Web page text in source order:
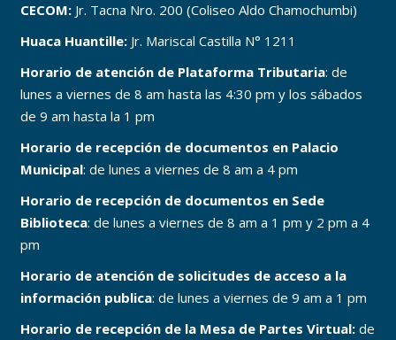
CECOM:Jr. Tacna Nro. 200 (Coliseo Aldo Chamochumbi)
Huaca Huantille: Jr. Mariscal Castilla N° 1211
Horario de atención de Plataforma Tributaria: de
lunes a viernes de 8 am hasta las 4:30 pm y los sábados
de 9 am hasta la 1 pm
Horario de recepción de documentos en Palacio
Municipal: de lunes a viernes de 8 am a 4 pm
Horario de recepción de documentos en Sede
Biblioteca: de lunes a viernes de 8 am a 1 pm y 2 pm a 4
pm
Horario de atención de solicitudes de acceso a la
información publica: de lunes a viernes de 9 am a 1 pm
Horario de recepción de la Mesa de Partes Virtual:de